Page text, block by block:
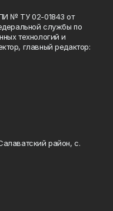
№ ТУ 02-01843 от
службы по
технологий и
главный редактор:
район, с.